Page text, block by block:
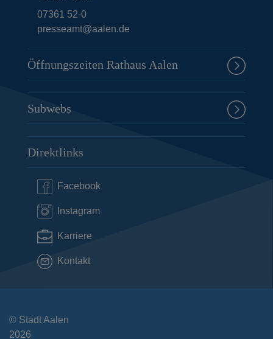
07361 52-0
presseamt@aalen.de
Öffnungszeiten Rathaus Aalen
Subwebs
Direktlinks
Facebook
Instagram
Karriere
Kontakt
© Stadt Aalen
2026